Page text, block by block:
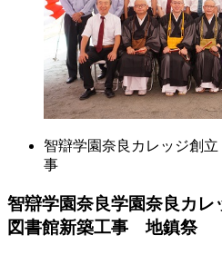
智辯学園奈良カレッジ創
事
智辯学園奈良学園奈良カレ
図書館新築工事 地鎮祭